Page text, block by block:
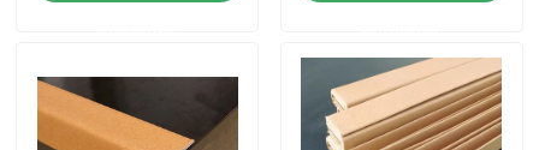
Protection de plancher de papier d'emballage